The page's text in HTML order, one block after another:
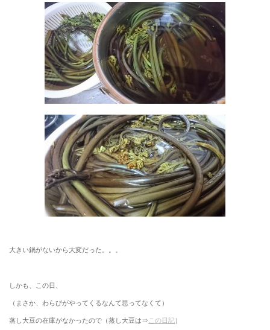
大きい鍋がないから大変だった。。。
しかも、この日、
（まさか、わらびがやってくるなんて思ってなくて）
蒸し大豆の在庫がなかったので（蒸し大豆は⇒この日記）